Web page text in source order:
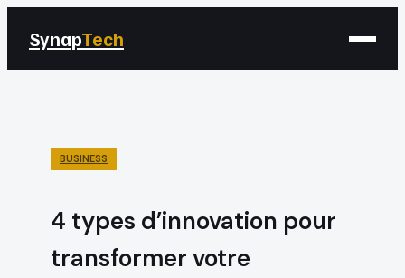
SynapTech
BUSINESS
4 types d’innovation pour
transformer votre